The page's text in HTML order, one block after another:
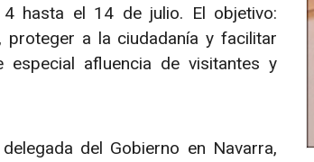
hasta el 14 de julio. El objetivo:
a la ciudadanía y facilitar
afluencia de visitantes y
del Gobierno en Navarra,